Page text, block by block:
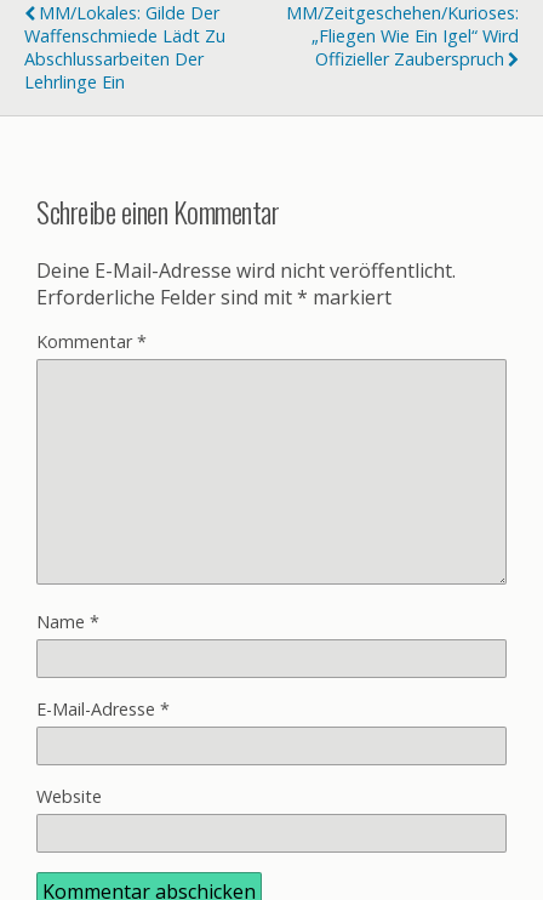
MM/Lokales: Gilde Der
Waffenschmiede Lädt Zu
Abschlussarbeiten Der
Lehrlinge Ein
MM/Zeitgeschehen/Kurioses:
„Fliegen Wie Ein Igel“ Wird
Offizieller Zauberspruch
Schreibe einen Kommentar
Deine E-Mail-Adresse wird nicht veröffentlicht.
Erforderliche Felder sind mit* markiert
Kommentar*
Name *
E-Mail-Adresse *
Website